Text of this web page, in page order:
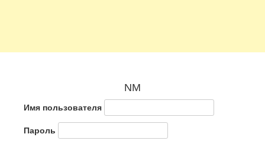
NM
Имя пользователя
Пароль